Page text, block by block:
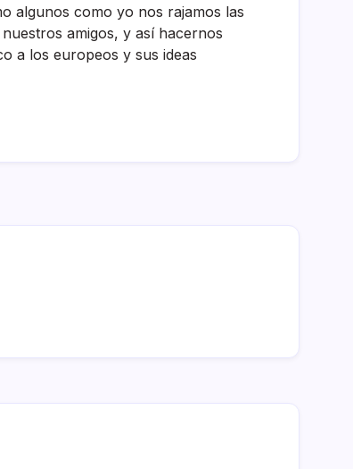
algunos como yo nos rajamos las
amigos, y así­ hacernos
a los europeos y sus ideas